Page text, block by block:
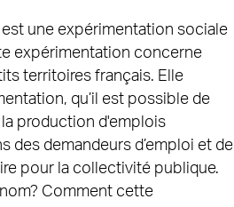
une expérimentation sociale
expérimentation concerne
territoires français. Elle
qu’il est possible de
production d'emplois
des demandeurs d’emploi et de
pour la collectivité publique.
Comment cette